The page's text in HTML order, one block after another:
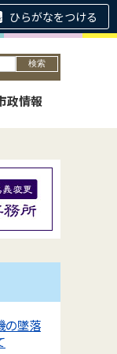
ひらがなをつける
政情報
の墜落